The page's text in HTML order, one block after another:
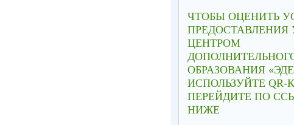
ЧТОБЫ ОЦЕНИТЬ
ПРЕДОСТАВЛЕНИЯ
ЦЕНТРОМ
ОБРАЗОВАНИЯ
ИСПОЛЬЗУЙТЕ QR-
ПЕРЕЙДИТЕ ПО
НИЖЕ